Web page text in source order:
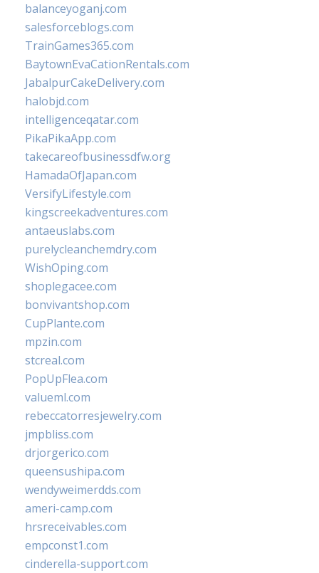
balanceyoganj.com
salesforceblogs.com
TrainGames365.com
BaytownEvaCationRentals.com
JabalpurCakeDelivery.com
halobjd.com
intelligenceqatar.com
PikaPikaApp.com
takecareofbusinessdfw.org
HamadaOfJapan.com
VersifyLifestyle.com
kingscreekadventures.com
antaeuslabs.com
purelycleanchemdry.com
WishOping.com
shoplegacee.com
bonvivantshop.com
CupPlante.com
mpzin.com
stcreal.com
PopUpFlea.com
valueml.com
rebeccatorresjewelry.com
jmpbliss.com
drjorgerico.com
queensushipa.com
wendyweimerdds.com
ameri-camp.com
hrsreceivables.com
empconst1.com
cinderella-support.com